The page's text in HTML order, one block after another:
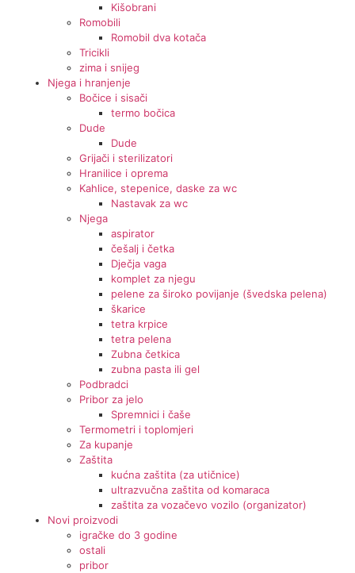
Kišobrani
Romobili
Romobil dva kotača
Tricikli
zima i snijeg
Njega i hranjenje
Bočice i sisači
termo bočica
Dude
Dude
Grijači i sterilizatori
Hranilice i oprema
Kahlice, stepenice, daske za wc
Nastavak za wc
Njega
aspirator
češalj i četka
Dječja vaga
komplet za njegu
pelene za široko povijanje (švedska pelena)
škarice
tetra krpice
tetra pelena
Zubna četkica
zubna pasta ili gel
Podbradci
Pribor za jelo
Spremnici i čaše
Termometri i toplomjeri
Za kupanje
Zaštita
kućna zaštita (za utičnice)
ultrazvučna zaštita od komaraca
zaštita za vozačevo vozilo (organizator)
Novi proizvodi
igračke do 3 godine
ostali
pribor